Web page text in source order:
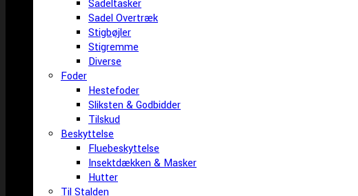
Sadeltasker
Sadel Overtræk
Stigbøjler
Stigremme
Diverse
Foder
Hestefoder
Sliksten & Godbidder
Tilskud
Beskyttelse
Fluebeskyttelse
Insektdækken & Masker
Hutter
Til Stalden